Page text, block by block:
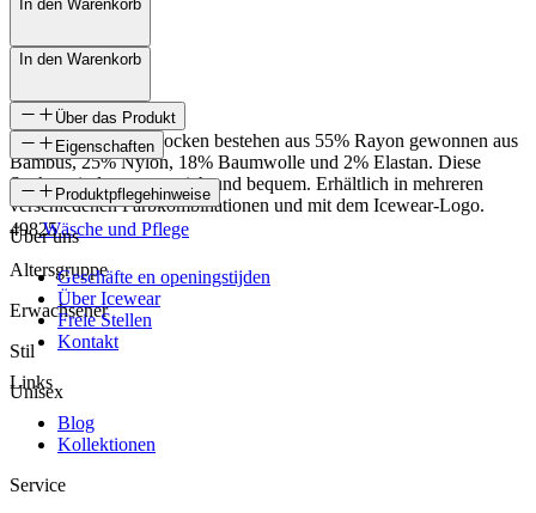
In den Warenkorb
In den Warenkorb
Über das Produkt
Die Mosi Bambus-Socken bestehen aus 55% Rayon gewonnen aus
Bambus, 25% Nylon, 18% Baumwolle und 2% Elastan. Diese
Socken sind extrem weich und bequem. Erhältlich in mehreren
verschiedenen Farbkombinationen und mit dem Icewear-Logo.
Eigenschaften
SKU
49825
Altersgruppe
Erwachsener
Stil
Unisex
Produktpflegehinweise
Wäsche und Pflege
Über uns
Geschäfte en openingstijden
Über Icewear
Freie Stellen
Kontakt
Links
Blog
Kollektionen
Service